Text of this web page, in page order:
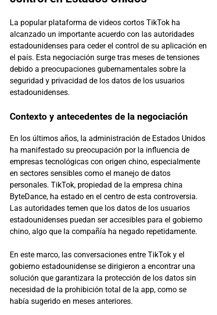
La popular plataforma de videos cortos TikTok ha
alcanzado un importante acuerdo con las autoridades
estadounidenses para ceder el control de su aplicación en
el país. Esta negociación surge tras meses de tensiones
debido a preocupaciones gubernamentales sobre la
seguridad y privacidad de los datos de los usuarios
estadounidenses.
Contexto y antecedentes de la negociación
En los últimos años, la administración de Estados Unidos
ha manifestado su preocupación por la influencia de
empresas tecnológicas con origen chino, especialmente
en sectores sensibles como el manejo de datos
personales. TikTok, propiedad de la empresa china
ByteDance, ha estado en el centro de esta controversia.
Las autoridades temen que los datos de los usuarios
estadounidenses puedan ser accesibles para el gobierno
chino, algo que la compañía ha negado repetidamente.
En este marco, las conversaciones entre TikTok y el
gobierno estadounidense se dirigieron a encontrar una
solución que garantizara la protección de los datos sin
necesidad de la prohibición total de la app, como se
había sugerido en meses anteriores.